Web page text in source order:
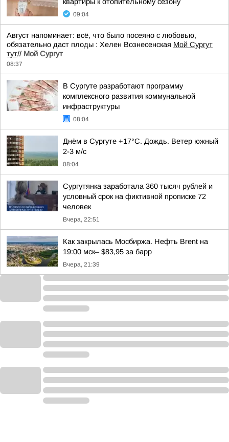
09:04
Август напоминает: всё, что было посеяно с любовью,
обязательно даст плоды : Хелен Вознесенская Мой Сургут
тут// Мой Сургут
08:37
В Сургуте разработают программу
комплексного развития коммунальной
инфраструктуры
08:04
Днём в Сургуте +17°С. Дождь. Ветер южный
2-3 м/с
08:04
Сургутянка заработала 360 тысяч рублей и
условный срок на фиктивной прописке 72
человек
Вчера, 22:51
Как закрылась Мосбиржа. Нефть Brent на
19:00 мск– $83,95 за барр
Вчера, 21:39